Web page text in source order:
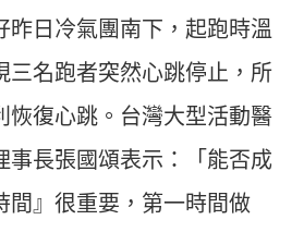
昨日冷氣團南下，起跑時溫
三名跑者突然心跳停止，所
恢復心跳。台灣大型活動醫
事長張國頌表示：「能否成
間』很重要，第一時間做